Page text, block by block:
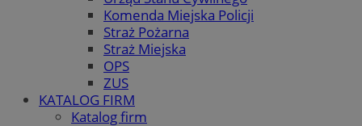
Komenda Miejska Policji
Straż Pożarna
Straż Miejska
OPS
ZUS
KATALOG FIRM
Katalog firm